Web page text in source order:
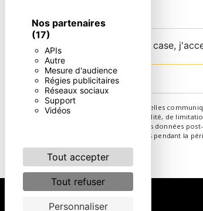
Nos partenaires
(17)
APIs
Autre
Mesure d'audience
Régies publicitaires
Réseaux sociaux
Support
Vidéos
Tout accepter
Tout refuser
Personnaliser
En cochant cette case,
** Les données personnelles
d’effacement, de portabilité, de
d’organiser le sort de vos données
conservons vos données pendant la